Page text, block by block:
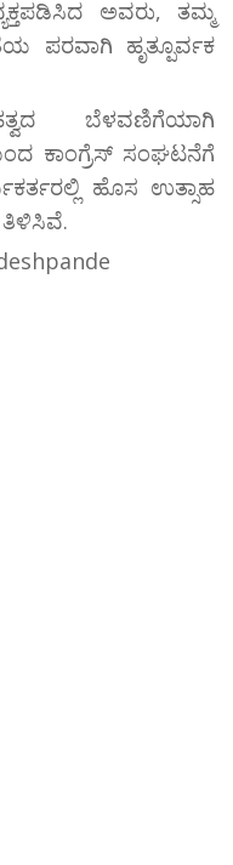
ಅವರು, ತಮ್ಮ
ಪರವಾಗಿ ಹೃತ್ಪೂರ್ವಕ
ಬೆಳವಣಿಗೆಯಾಗಿ
ಕಾಂಗ್ರೆಸ್ ಸಂಘಟನೆಗೆ
ಹೊಸ ಉತ್ಸಾಹ